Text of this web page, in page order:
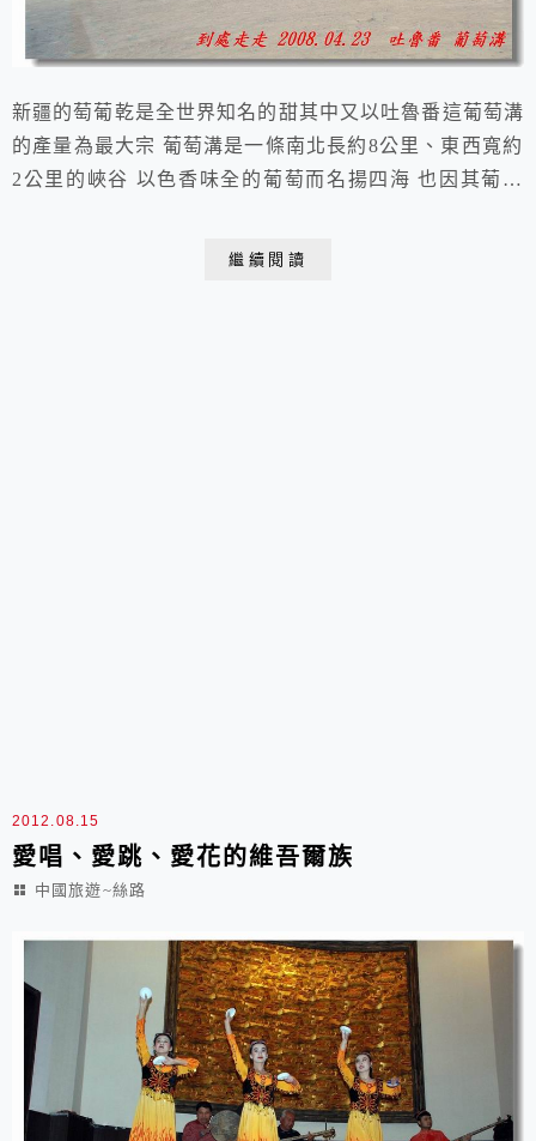
新疆的萄葡乾是全世界知名的甜其中又以吐魯番這葡萄溝
的產量為最大宗 葡萄溝是一條南北長約8公里、東西寬約
2公里的峽谷 以色香味全的葡萄而名揚四海 也因其葡萄
繼續閱讀
2012.08.15
愛唱、愛跳、愛花的維吾爾族
中國旅遊~絲路